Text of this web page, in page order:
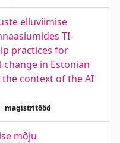
elluviimise
TI-
practices for
in Estonian
context of the AI
magistritööd
mõju